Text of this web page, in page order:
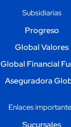
Progreso
Global Valores
Global Financial
Aseguradora
Sucursales